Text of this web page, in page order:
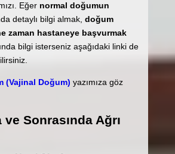
Eğer normal doğumun
detaylı bilgi almak, doğum
zaman hastaneye başvurmak
bilgi isterseniz aşağıdaki linki de
(Vajinal Doğum) yazımıza göz
Sonrasında Ağrı